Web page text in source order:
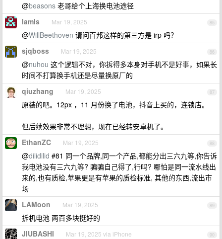
@beasons 老哥给个上海换电池途径
85
lamls Mar 19, 2025
@WillBeethoven 请问百邦这样的第三方是 irp 吗？
86
sjqboss Mar 19, 2025
@nuhou 这个逻辑不对，你拆得多本身对手机不是好事，如果长
时间不打算换手机还是尽量换原厂的
87
qiuzhang Mar 19, 2025
原装的吧。12px ，11 月份换了电池，抖音上买的，连锁店。
但后续效果非常不理想，现在已经转安卓机了。
88
EthanZC Mar 19, 2025
@dilidilid #81 同一个品牌,同一个产品,都能分出三六九等,你告诉
我电池没有三六九等? 骗骗自己得了,行吗? 哪怕是同一流水线出
来的,也有质检,苹果更是有苹果的质检标准, 其他的东西,流出市
场
89
LAMoon Mar 19, 2025
拆机电池 两百多块挺好的
90
JIUBASHI Mar 19, 2025 via iPhone